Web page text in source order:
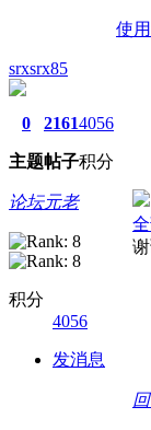
使
srxsrx85
0
主题
2161
帖子
4056
积分
论坛元老
积分
4056
发消息